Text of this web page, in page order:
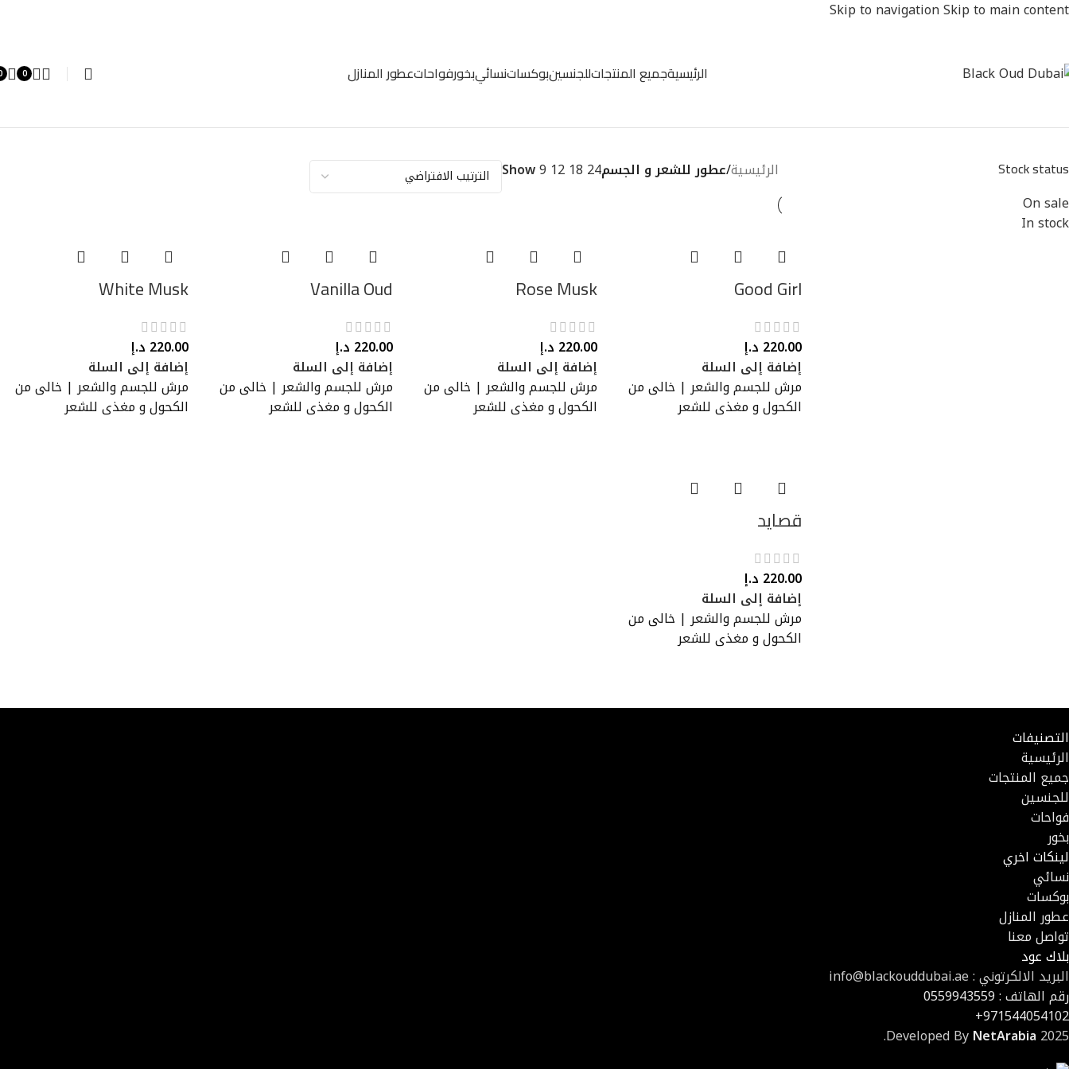
Skip to navigationSkip to main content
الرئيسيةجميع المنتجاتللجنسينبوكساتنسائيبخورفواحاتعطور المنازل 0
Stock status
On sale
In stock
الرئيسية/عطور للشعر و الجسم Show9 12 18 24
Good Girl
220.00 د.إ
إضافة إلى السلة
مرش للجسم والشعر | خالى من
الكحول و مغذى للشعر
Rose Musk
220.00 د.إ
إضافة إلى السلة
مرش للجسم والشعر | خالى من
الكحول و مغذى للشعر
Vanilla Oud
220.00 د.إ
إضافة إلى السلة
مرش للجسم والشعر | خالى من
الكحول و مغذى للشعر
White Musk
220.00 د.إ
إضافة إلى السلة
مرش للجسم والشعر | خالى من
الكحول و مغذى للشعر
قصايد
220.00 د.إ
إضافة إلى السلة
مرش للجسم والشعر | خالى من
الكحول و مغذى للشعر
التصنيفات
الرئيسية
جميع المنتجات
للجنسين
فواحات
بخور
لينكات اخري
نسائي
بوكسات
عطور المنازل
تواصل معنا
بلاك عود
البريد الالكرتوني : info@blackouddubai.ae
رقم الهاتف : 0559943559
971544054102+
Developed ByNetArabia 2025.